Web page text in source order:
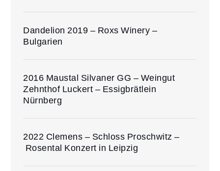
Dandelion 2019 – Roxs Winery –
Bulgarien
2016 Maustal Silvaner GG – Weingut
Zehnthof Luckert – Essigbrätlein
Nürnberg
2022 Clemens – Schloss Proschwitz –
Rosental Konzert in Leipzig